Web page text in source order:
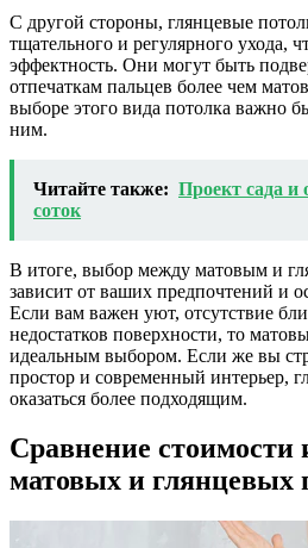
С другой стороны, глянцевые
тщательного и регулярного ухода,
эффектность. Они могут быть
отпечаткам пальцев более чем
выборе этого вида потолка важно
ним.
Читайте также: Проект сада и
соток
В итоге, выбор между матовым и
зависит от ваших предпочтений и
Если вам важен уют, отсутствие
недостатков поверхности, то
идеальным выбором. Если же вы
простор и современный интерьер,
оказаться более подходящим.
Сравнение стоимости
матовых и глянцевых